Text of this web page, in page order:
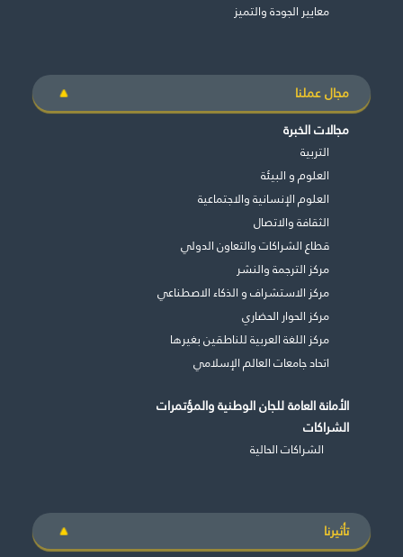
غير راض للغاية
معايير الجودة والتميز
مجال عملنا
مجالات الخبرة
التربية
العلوم و البيئة
العلوم الإنسانية والاجتماعية
الثقافة والاتصال
قطاع الشراكات والتعاون الدولي
مركز الترجمة والنشر
مركز الاستشراف و الذكاء الاصطناعي
مركز الحوار الحضاري
مركز اللغة العربية للناطقين بغيرها
اتحاد جامعات العالم الإسلامي
الأمانة العامة للجان الوطنية والمؤتمرات
الشراكات
الشراكات الحالية
تأثيرنا